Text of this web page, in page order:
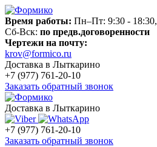
Время работы: Пн–Пт: 9:30 - 18:30,
Сб-Вск: по предв.договоренности
Чертежи на почту:
krov@formico.ru
Доставка в Лыткарино
+7 (977) 761-20-10
Заказать обратный звонок
Доставка в Лыткарино
+7 (977) 761-20-10
Заказать обратный звонок